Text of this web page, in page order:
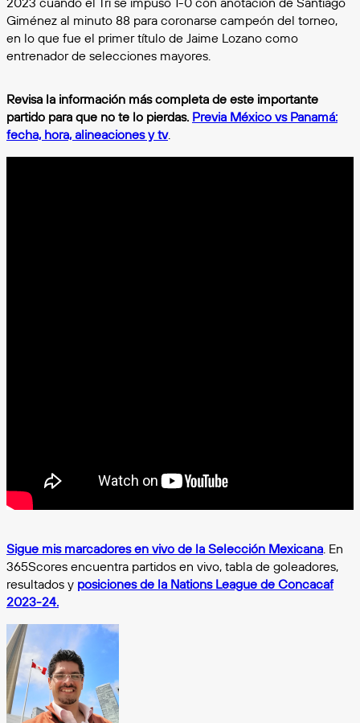
Giménez al minuto 88 para coronarse campeón del torneo,
en lo que fue el primer título de Jaime Lozano como
entrenador de selecciones mayores.
Revisa la información más completa de este importante
partido para que no te lo pierdas. Previa México vs Panamá:
fecha, hora, alineaciones y tv.
Sigue mis marcadores en vivo de la Selección Mexicana . En
365Scores encuentra partidos en vivo, tabla de goleadores,
resultados y posiciones de la Nations League de Concacaf
2023-24.